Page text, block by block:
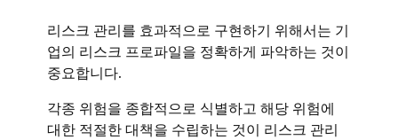
리스크 관리를 효과적으로 구현하기 위해서는 기
업의 리스크 프로파일을 정확하게 파악하는 것이
중요합니다.
각종 위험을 종합적으로 식별하고 해당 위험에
대한 적절한 대책을 수립하는 것이 리스크 관리